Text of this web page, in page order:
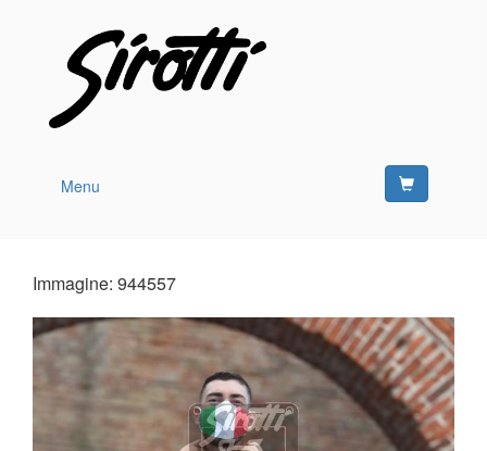
Menu
Immagine: 944557